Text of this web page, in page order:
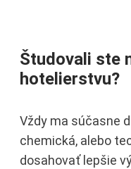
Študovali ste
hotelierstvu?
Vždy ma súčasne
chemická, alebo
dosahovať lepšie